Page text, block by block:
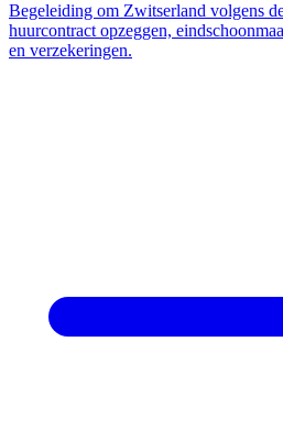
Begeleiding om Zwitserland volgens
huurcontract opzeggen,
en verzekeringen.